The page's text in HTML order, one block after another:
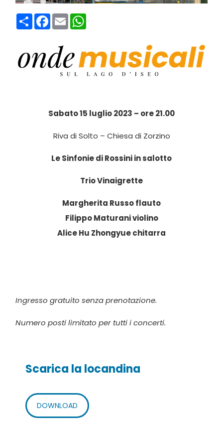
CondividiFacebook
Email
Sabato 15 luglio 2023 – ore 21.00
Riva di Solto – Chiesa di Zorzino
Le Sinfonie di Rossini in salotto
Trio Vinaigrette
Margherita Russo flauto
Filippo Maturani violino
Alice Hu Zhongyue chitarra
Ingresso gratuito senza prenotazione.
Numero posti limitato per tutti i concerti.
Scarica la locandina
DOWNLOAD